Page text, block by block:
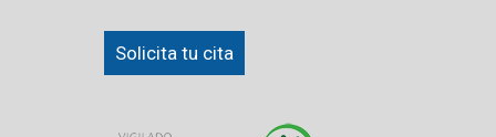
Solicita tu cita